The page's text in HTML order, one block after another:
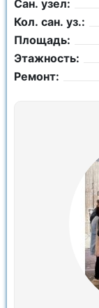
Сан. узел:
Кол. сан. уз.:
Площадь:
Этажность:
Ремонт: